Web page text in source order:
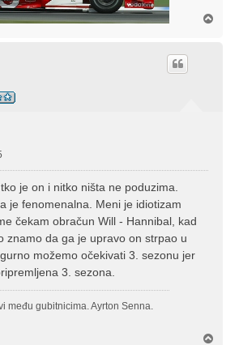
je on i nitko ništa ne poduzima.
je fenomenalna. Meni je idiotizam
čekam obračun Will - Hannibal, kad
znamo da ga je upravo on strpao u
možemo očekivati 3. sezonu jer
3. sezona.
među gubitnicima. Ayrton Senna.